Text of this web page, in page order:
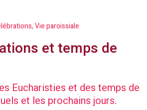
Vie paroissiale
et temps de
Eucharisties et des temps de
et les prochains jours.